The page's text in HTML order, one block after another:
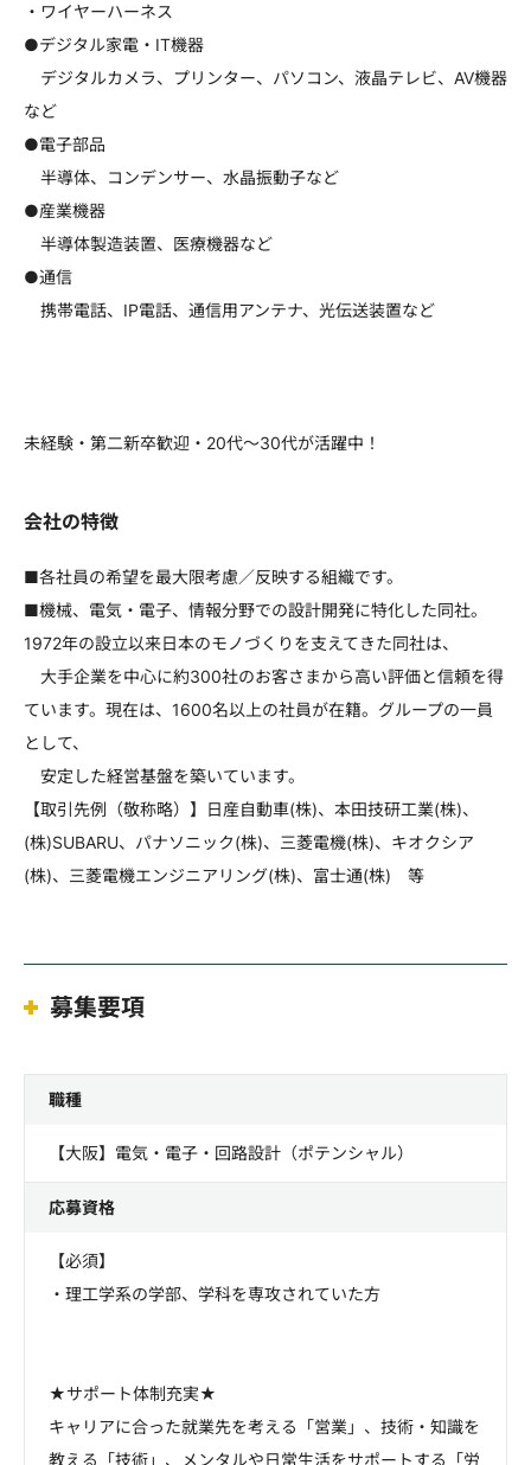
・ワイヤーハーネス
●デジタル家電・IT機器
デジタルカメラ、プリンター、パソコン、液晶テレビ、AV機器
など
●電子部品
半導体、コンデンサー、水晶振動子など
●産業機器
半導体製造装置、医療機器など
●通信
携帯電話、IP電話、通信用アンテナ、光伝送装置など
未経験・第二新卒歓迎・20代～30代が活躍中！
会社の特徴
■各社員の希望を最大限考慮／反映する組織です。
■機械、電気・電子、情報分野での設計開発に特化した同社。
1972年の設立以来日本のモノづくりを支えてきた同社は、
大手企業を中心に約300社のお客さまから高い評価と信頼を得
ています。現在は、1600名以上の社員が在籍。グループの一員
として、
安定した経営基盤を築いています。
【取引先例（敬称略）】日産自動車(株)、本田技研工業(株)、
(株)SUBARU、パナソニック(株)、三菱電機(株)、キオクシア
(株)、三菱電機エンジニアリング(株)、富士通(株) 等
募集要項
職種
【大阪】電気・電子・回路設計（ポテンシャル）
応募資格
【必須】
・理工学系の学部、学科を専攻されていた方
★サポート体制充実★
キャリアに合った就業先を考える「営業」、技術・知識を
教える「技術」、メンタルや日常生活をサポートする「労